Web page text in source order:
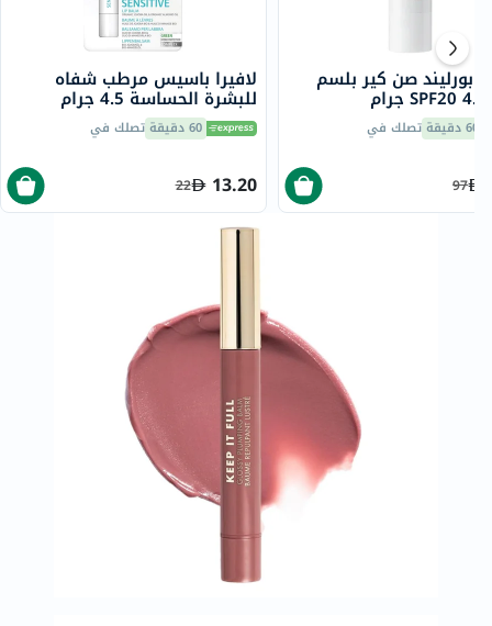
لافيرا باسيس مرطب شفاه
للبشرة الحساسة 4.5 جرام
60 دقيقة تصلك في
13.20
22
بورليند صن كير بلسم
60 دقيقة تصلك في
97